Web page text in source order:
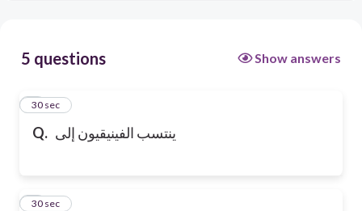
5 questions Show answers
Q. ينتسب الفينيقيون إلى
1
30 sec
2
30 sec